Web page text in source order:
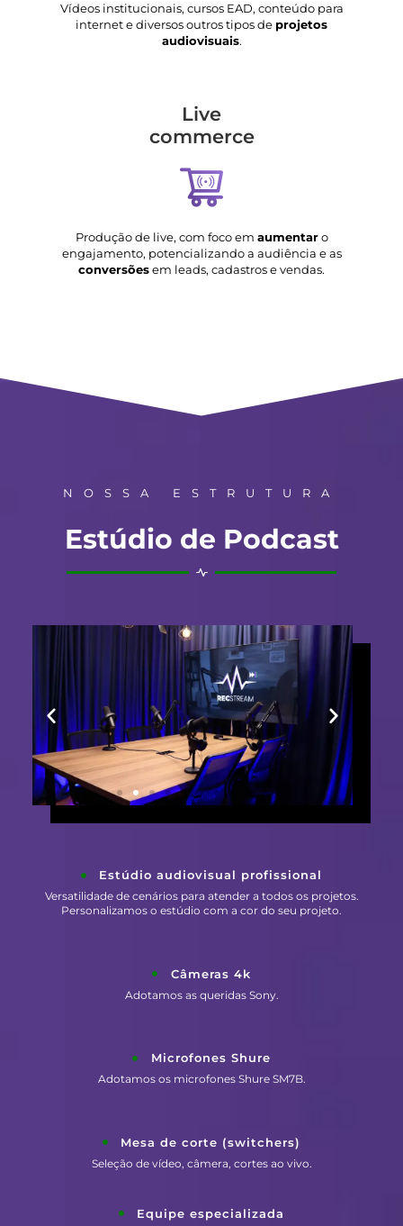
Vídeos institucionais, cursos EAD, conteúdo para
internet e diversos outros tipos de projetos
audiovisuais.
Live
commerce
Produção de live, com foco em aumentaro
engajamento, potencializando a audiência e as
conversõesem leads, cadastros e vendas.
NOSSA ESTRUTURA
Estúdio de Podcast
Estúdio audiovisual profissional
Versatilidade de cenários para atender a todos os projetos.
Personalizamos o estúdio com a cor do seu projeto.
Câmeras 4k
Adotamos as queridas Sony.
Microfones Shure
Adotamos os microfones Shure SM7B.
Mesa de corte (switchers)
Seleção de vídeo, câmera, cortes ao vivo.
Equipe especializada